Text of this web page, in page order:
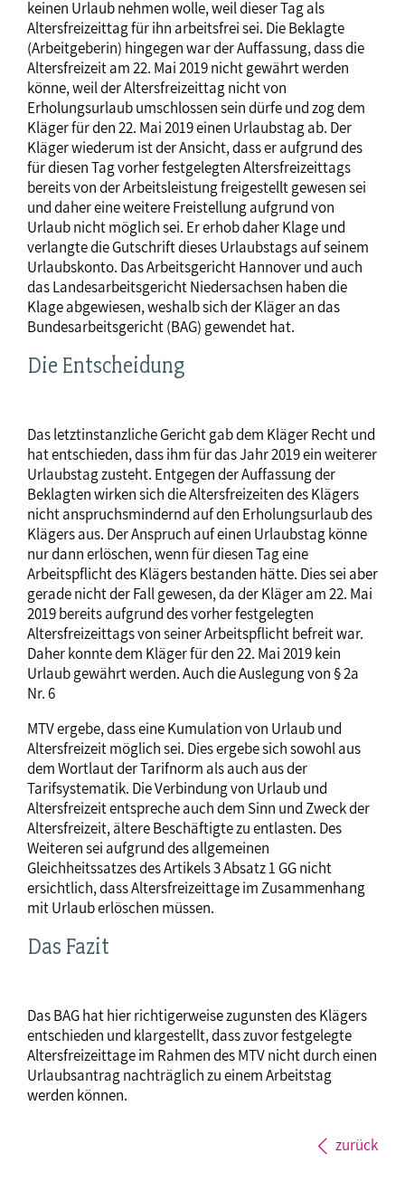
keinen Urlaub nehmen wolle, weil dieser Tag als
Altersfreizeittag für ihn arbeitsfrei sei. Die Beklagte
(Arbeitgeberin) hingegen war der Auffassung, dass die
Altersfreizeit am 22. Mai 2019 nicht gewährt werden
könne, weil der Altersfreizeittag nicht von
Erholungsurlaub umschlossen sein dürfe und zog dem
Kläger für den 22. Mai 2019 einen Urlaubstag ab. Der
Kläger wiederum ist der Ansicht, dass er aufgrund des
für diesen Tag vorher festgelegten Altersfreizeittags
bereits von der Arbeitsleistung freigestellt gewesen sei
und daher eine weitere Freistellung aufgrund von
Urlaub nicht möglich sei. Er erhob daher Klage und
verlangte die Gutschrift dieses Urlaubstags auf seinem
Urlaubskonto. Das Arbeitsgericht Hannover und auch
das Landesarbeitsgericht Niedersachsen haben die
Klage abgewiesen, weshalb sich der Kläger an das
Bundesarbeitsgericht (BAG) gewendet hat.
Die Entscheidung
Das letztinstanzliche Gericht gab dem Kläger Recht und
hat entschieden, dass ihm für das Jahr 2019 ein weiterer
Urlaubstag zusteht. Entgegen der Auffassung der
Beklagten wirken sich die Altersfreizeiten des Klägers
nicht anspruchsmindernd auf den Erholungsurlaub des
Klägers aus. Der Anspruch auf einen Urlaubstag könne
nur dann erlöschen, wenn für diesen Tag eine
Arbeitspflicht des Klägers bestanden hätte. Dies sei aber
gerade nicht der Fall gewesen, da der Kläger am 22. Mai
2019 bereits aufgrund des vorher festgelegten
Altersfreizeittags von seiner Arbeitspflicht befreit war.
Daher konnte dem Kläger für den 22. Mai 2019 kein
Urlaub gewährt werden. Auch die Auslegung von § 2a
Nr. 6
MTV ergebe, dass eine Kumulation von Urlaub und
Altersfreizeit möglich sei. Dies ergebe sich sowohl aus
dem Wortlaut der Tarifnorm als auch aus der
Tarifsystematik. Die Verbindung von Urlaub und
Altersfreizeit entspreche auch dem Sinn und Zweck der
Altersfreizeit, ältere Beschäftigte zu entlasten. Des
Weiteren sei aufgrund des allgemeinen
Gleichheitssatzes des Artikels 3 Absatz 1 GG nicht
ersichtlich, dass Altersfreizeittage im Zusammenhang
mit Urlaub erlöschen müssen.
Das Fazit
Das BAG hat hier richtigerweise zugunsten des Klägers
entschieden und klargestellt, dass zuvor festgelegte
Altersfreizeittage im Rahmen des MTV nicht durch einen
Urlaubsantrag nachträglich zu einem Arbeitstag
werden können.
zurück